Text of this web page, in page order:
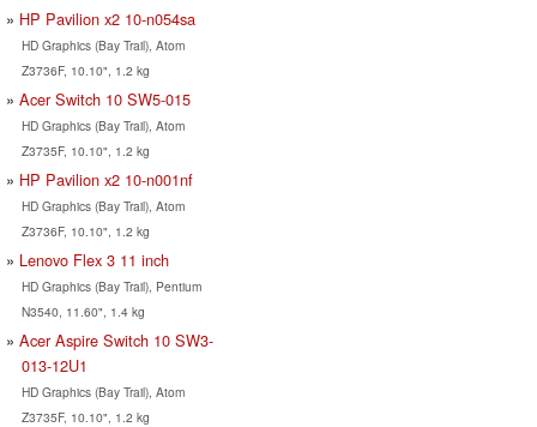
HP Pavilion x2 10-n054sa
HD Graphics (Bay Trail), Atom
Z3736F, 10.10", 1.2 kg
Acer Switch 10 SW5-015
HD Graphics (Bay Trail), Atom
Z3735F, 10.10", 1.2 kg
HP Pavilion x2 10-n001nf
HD Graphics (Bay Trail), Atom
Z3736F, 10.10", 1.2 kg
Lenovo Flex 3 11 inch
HD Graphics (Bay Trail), Pentium
N3540, 11.60", 1.4 kg
Acer Aspire Switch 10 SW3-
013-12U1
HD Graphics (Bay Trail), Atom
Z3735F, 10.10", 1.2 kg